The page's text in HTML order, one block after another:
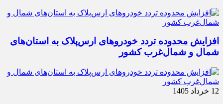
افزایش محدوده تردد خودروهای ارس‌پلاک به استان‌های
شمال و شمال‌غرب کشور
12 خرداد 1405